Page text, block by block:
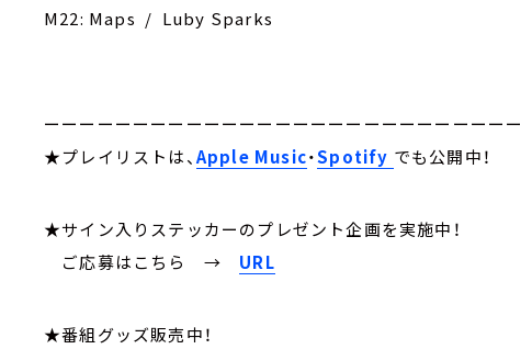
M22: Maps / Luby Sparks
ーーーーーーーーーーーーーーーーーーーーーーーーーーー
★プレイリストは、 Apple Music・Spotify でも公開中！
★サイン入りステッカーのプレゼント企画を実施中！
ご応募はこちら → URL
★番組グッズ販売中！